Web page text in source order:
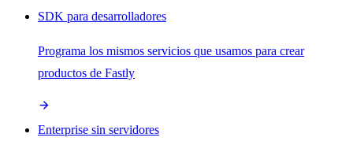
SDK para desarrolladores
Programa los mismos servicios que usamos para crear
productos de Fastly
Enterprise sin servidores